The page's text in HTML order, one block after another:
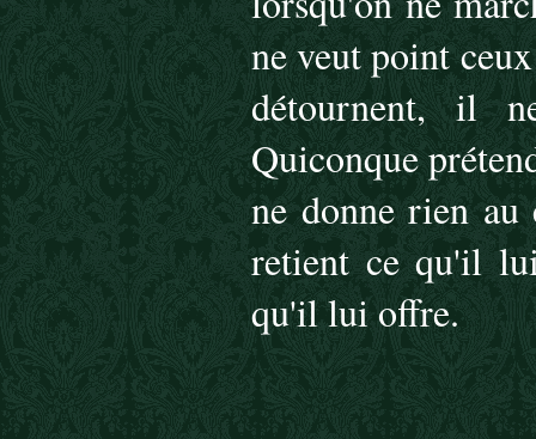
ne veut point
détournent, il
Quiconque
ne donne rien
retient ce qu'il
qu'il lui offre.